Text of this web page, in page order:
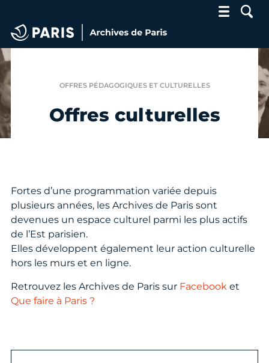
OFFRES PÉDAGOGIQUES ET CULTURELLES
Offres culturelles
Fortes d’une programmation variée depuis
plusieurs années, les Archives de Paris sont
devenues un espace culturel parmi les plus actifs
de l’Est parisien.
Elles développent également leur action culturelle
hors les murs et en ligne.
Retrouvez les Archives de Paris sur Facebooket
Que faire à Paris ?